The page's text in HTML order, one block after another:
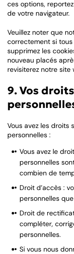
ces options,
de votre navigateur.
Veuillez noter que
correctement si tous
supprimez les
nouveau placés
revisiterez notre site
9. Vos
Vous avez les droits
personnelles :
Vous avez le
personnelles
combien de
Droit d’accès :
personnelles
Droit de
compléter,
personnelles.
Si vous nous